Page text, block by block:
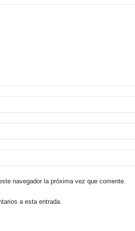
navegador la próxima vez que comente.
a esta entrada.